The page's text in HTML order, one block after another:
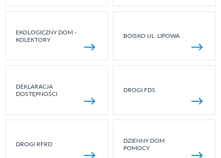
EKOLOGICZNY DOM -
KOLEKTORY
BOISKO UL. LIPOWA
DEKLARACJA
DOSTĘPNOŚCI
DROGI FDS
DROGI RFRD
DZIENNY DOM
POMOCY